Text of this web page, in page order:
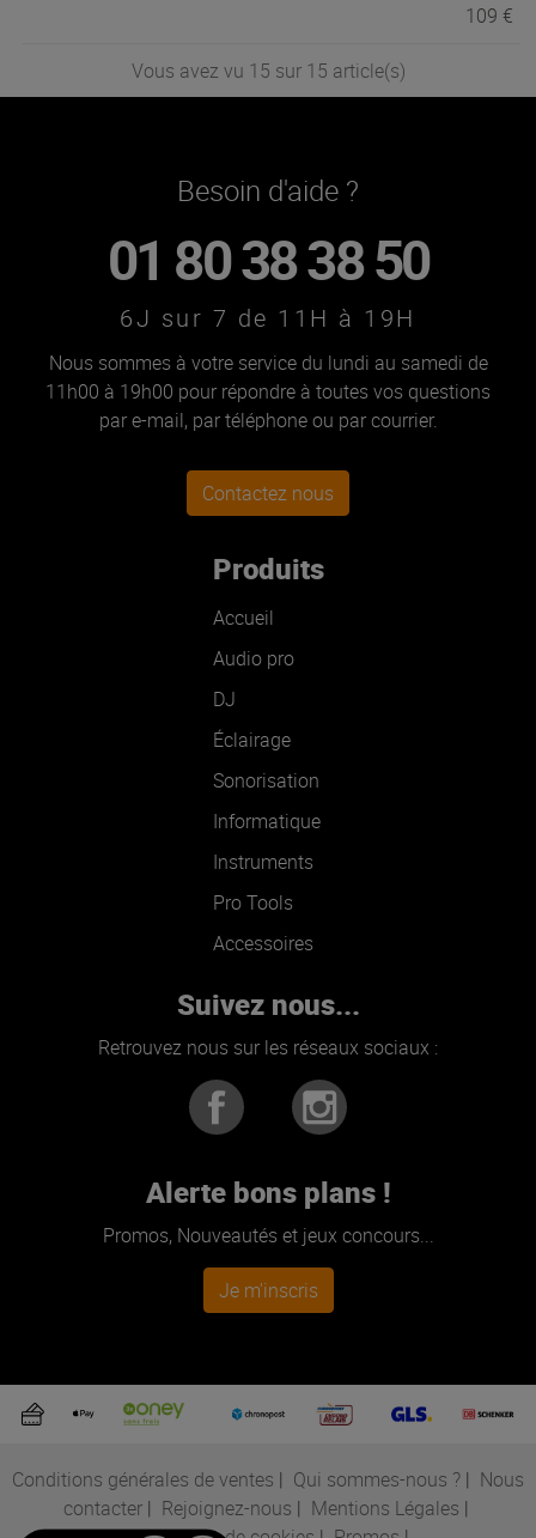
109 €
Vous avez vu 15 sur 15 article(s)
Besoin d'aide ?
01 80 38 38 50
6J sur 7 de 11H à 19H
Nous sommes à votre service du lundi au samedi de
11h00 à 19h00 pour répondre à toutes vos questions
par e-mail, par téléphone ou par courrier.
Contactez nous
Produits
Accueil
Audio pro
DJ
Éclairage
Sonorisation
Informatique
Instruments
Pro Tools
Accessoires
Suivez nous...
Retrouvez nous sur les réseaux sociaux :
Alerte bons plans !
Promos, Nouveautés et jeux concours...
Je m'inscris
Conditions générales de ventes | Qui sommes-nous ? | Nous
contacter| Rejoignez-nous | Mentions Légales |